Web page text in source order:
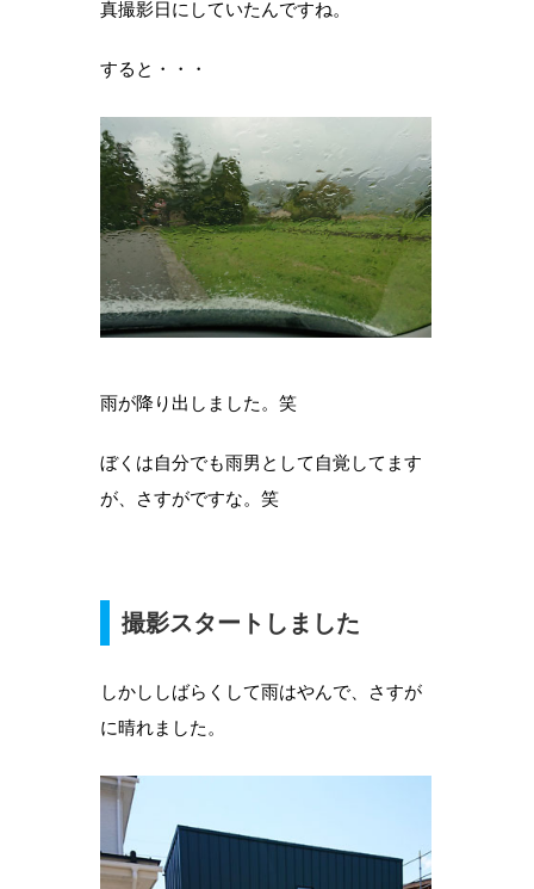
真撮影日にしていたんですね。
すると・・・
雨が降り出しました。笑
ぼくは自分でも雨男として自覚してます
が、さすがですな。笑
撮影スタートしました
しかししばらくして雨はやんで、さすが
に晴れました。